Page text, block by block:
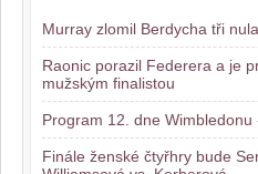
Murray zlomil Berdycha tři
Raonic porazil Federera a je
mužským finalistou
Program 12. dne Wimbledonu
Finále ženské čtyřhry bude